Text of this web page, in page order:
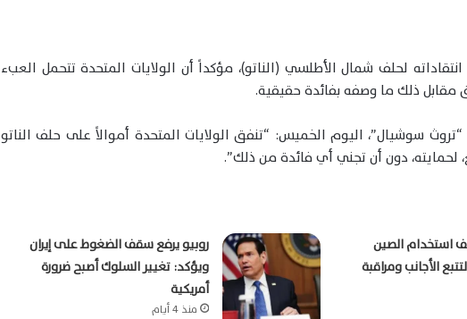
انتقاداته لحلف شمال الأطلسي (الناتو)، مؤكداً أن الولايات المتحدة تتحمل العبء
مقابل ذلك ما وصفه بفائدة حقيقية.
سوشيال”، اليوم الخميس: “تنفق الولايات المتحدة أموالاً على حلف الناتو
لحمايته، دون أن تجني أي فائدة من ذلك”.
استخدام الصين
الأجانب ومراقبة
روبيو يرفع سقف الضغوط على إيران
ويؤكد: تغيير السلوك أصبح ضرورة
أمريكية
منذ 4 أيام